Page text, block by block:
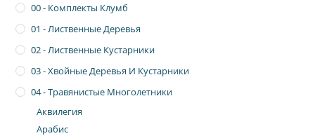
00 - Комплекты Клумб
01 - Лиственные Деревья
02 - Лиственные Кустарники
03 - Хвойные Деревья И Кустарники
04 - Травянистые Многолетники
Аквилегия
Арабис